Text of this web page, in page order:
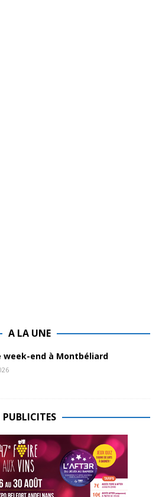
A LA UNE
week-end à Montbéliard
PUBLICITES